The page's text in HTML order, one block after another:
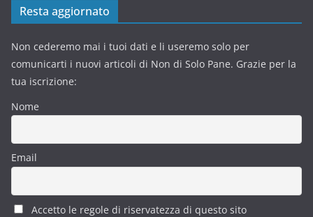
Resta aggiornato
Non cederemo mai i tuoi dati e li useremo solo per
comunicarti i nuovi articoli di Non di Solo Pane. Grazie per la
tua iscrizione:
Nome
Email
Accetto le regole di riservatezza di questo sito